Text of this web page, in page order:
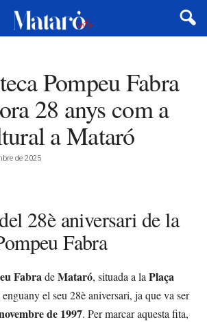
Pompeu Fabra
28 anys com a
a Mataró
de 2025
28è aniversari de la
Fabra
FabradeMataró, situada a la Plaça
enguany el seu 28è aniversari, ja que va ser
de 1997. Per marcar aquesta fita,